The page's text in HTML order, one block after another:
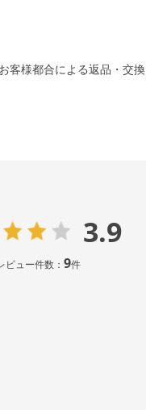
様都合による返品・交換
3.9
ビュー件数： 9件